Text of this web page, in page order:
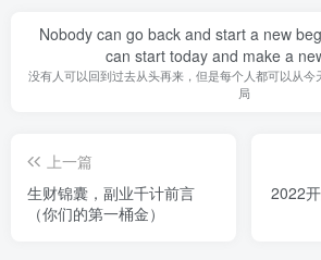
Nobody can go back and start a new
can start today and make a
没有人可以回到过去从头再来，但是每个人都可以从
局
上一篇
生财锦囊，副业千计前言
（你们的第一桶金）
2022